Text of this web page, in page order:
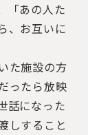
「あの人た
、お互いに
た施設の方
ったら放映
話になった
しすること